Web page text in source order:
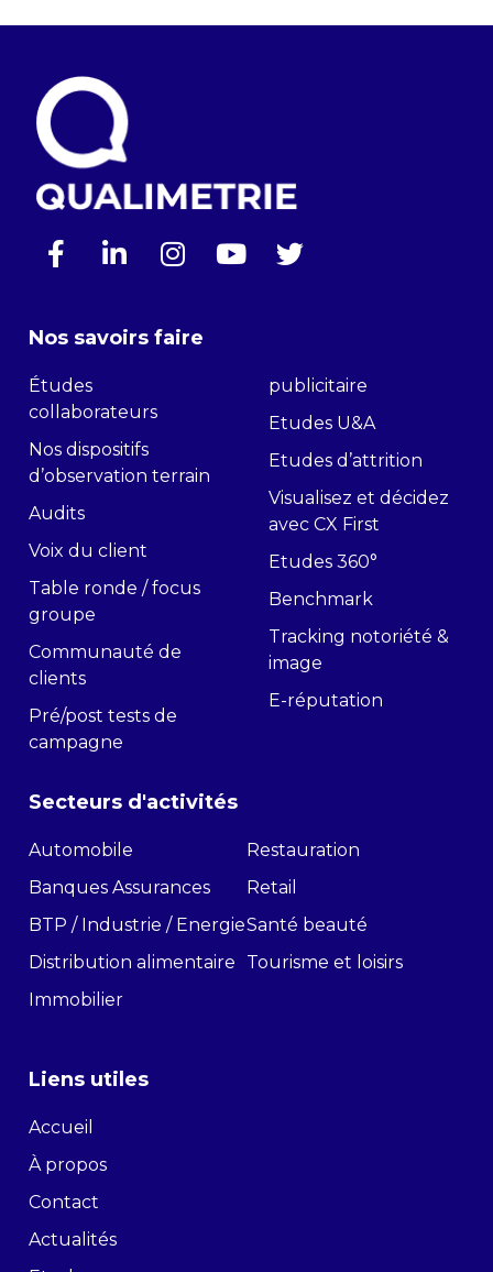
Nos savoirs faire
Études
collaborateurs
Nos dispositifs
d’observation terrain
Audits
Voix du client
Table ronde / focus
groupe
Communauté de
clients
Pré/post tests de
campagne
publicitaire
Etudes U&A
Etudes d’attrition
Visualisez et décidez
avec CX First
Etudes 360°
Benchmark
Tracking notoriété &
image
E-réputation
Secteurs d'activités
Automobile
Banques Assurances
BTP / Industrie / Energie
Distribution alimentaire
Immobilier
Restauration
Retail
Santé beauté
Tourisme et loisirs
Liens utiles
Accueil
À propos
Contact
Actualités